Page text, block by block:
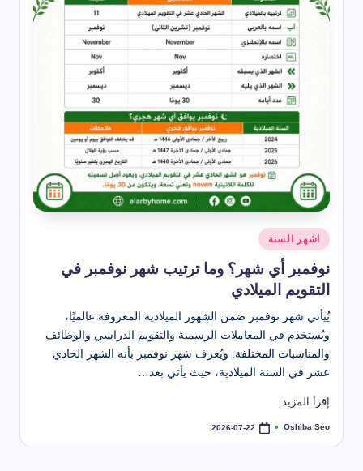
نُشر
في
اشهر السنة
نوفمبر أي شهر؟ وما ترتيب شهر نوفمبر في
التقويم الميلادي
يُيأتي شهر نوفمبر ضمن الشهور الميلادية المعروفة عالميًا،
ويُستخدم في المعاملات الرسمية والتقويم الدراسي والوظائف
والمناسبات المختلفة. ويُعرف شهر نوفمبر بأنه الشهر الحادي
عشر في السنة الميلادية، حيث يأتي بعد…
إقرأ المزيد
تمّ
بواسطة
Oshiba Seo
2026-07-22